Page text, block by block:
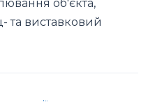
об'єкта,
та виставковий